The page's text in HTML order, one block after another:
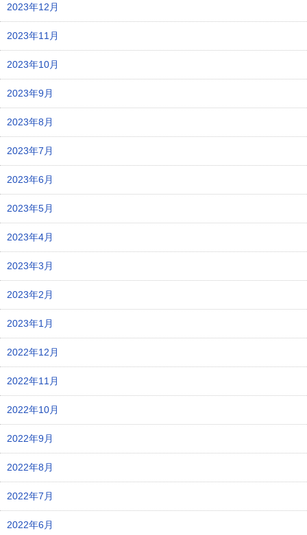
2023年12月
2023年11月
2023年10月
2023年9月
2023年8月
2023年7月
2023年6月
2023年5月
2023年4月
2023年3月
2023年2月
2023年1月
2022年12月
2022年11月
2022年10月
2022年9月
2022年8月
2022年7月
2022年6月